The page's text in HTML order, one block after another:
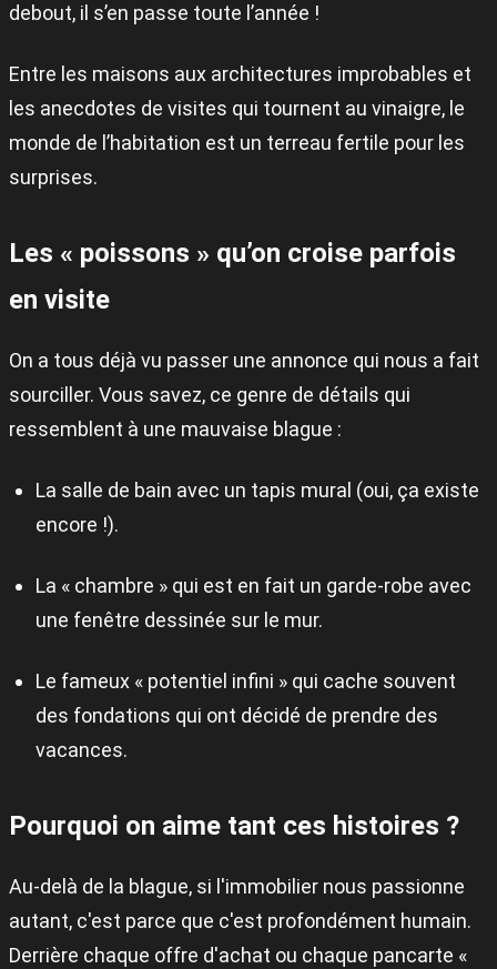
debout, il s’en passe toute l’année !
Entre les maisons aux architectures improbables et
les anecdotes de visites qui tournent au vinaigre, le
monde de l’habitation est un terreau fertile pour les
surprises.
Les « poissons » qu’on croise parfois
en visite
On a tous déjà vu passer une annonce qui nous a fait
sourciller. Vous savez, ce genre de détails qui
ressemblent à une mauvaise blague :
La salle de bain avec un tapis mural (oui, ça existe
encore !).
La « chambre » qui est en fait un garde-robe avec
une fenêtre dessinée sur le mur.
Le fameux « potentiel infini » qui cache souvent
des fondations qui ont décidé de prendre des
vacances.
Pourquoi on aime tant ces histoires ?
Au-delà de la blague, si l'immobilier nous passionne
autant, c'est parce que c'est profondément humain.
Derrière chaque offre d'achat ou chaque pancarte «